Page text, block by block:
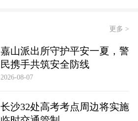
更多 >
嘉山派出所守护平安一夏，警
民携手共筑安全防线
2026-08-07
长沙32处高考考点周边将实施